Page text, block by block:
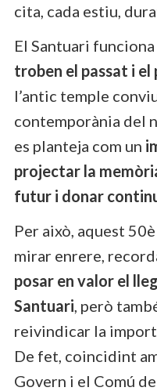
cita, cada estiu,
El Santuari
troben el passat i el
l’antic temple
contemporània del
es planteja com un
projectar la
futur i donar
Per això, aquest
mirar enrere,
posar en valor el
Santuari, però
reivindicar la
De fet, coincidint
Govern i el Comú